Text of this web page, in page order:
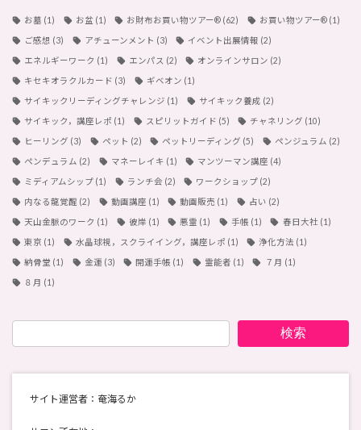
お墓 (1) お盆 (1) お財布お買い物ツアー®︎ (62) お買い物ツアー®︎(1)
ご感想 (3) アチューンメント (3) イベント出展情報 (2)
エネルギーワーク (1) エンパス (2) オンラインサロン (2)
キセキオラクルカード (3) ギベオン (1)
サイキックリーディングチャレンジ (1) サイキック養成 (2)
サイキック，講座レポ (1) スピリットガイド (5) チャネリング (10)
ヒーリング (3) ペット (2) ペットリーディング (5) ペンジュラム (2)
ペンデュラム (2) マネーレイキ (1) マンツーマン講座 (4)
ミディアムシップ (1) ランチ会 (2) ワークショップ (2)
内なる龍覚醒 (2) 動画講座 (1) 動画販売 (1) 占い (2)
天山金脈のワーク (1) 彼岸 (1) 悪霊 (1) 手帳 (1) 春日大社 (1)
東京 (1) 水晶球視，スクライイング，講座レポ (1) 浄化方法 (1)
納骨堂 (1) 金運 (3) 開運手帳 (1) 霊能者 (1) ７月 (1)
８月 (1)
検索
サイト運営者：奄海るか